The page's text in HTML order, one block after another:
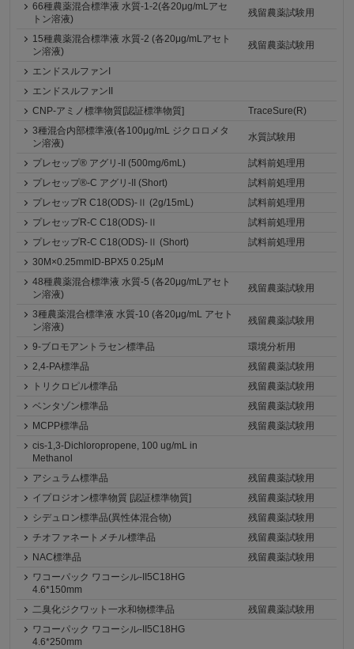
66種農薬混合標準液 水質-1-2(各20μg/mLアセ
トン溶液)
残留農薬試験用
15種農薬混合標準液 水質-2 (各20μg/mLアセト
ン溶液)
残留農薬試験用
エンドスルファンI
エンドスルファンII
CNP-アミノ標準物質[認証標準物質]
TraceSure(R)
3種混合内部標準液(各100μg/mL ジクロロメタ
ン溶液)
水質試験用
プレセップ® アグリ-II (500mg/6mL)
試料前処理用
プレセップ®-C アグリ-II (Short)
試料前処理用
プレセップR C18(ODS)-Ⅱ (2g/15mL)
試料前処理用
プレセップR-C C18(ODS)-Ⅱ
試料前処理用
プレセップR-C C18(ODS)-Ⅱ (Short)
試料前処理用
30M×0.25mmID-BPX5 0.25μM
48種農薬混合標準液 水質-5 (各20μg/mLアセト
ン溶液)
残留農薬試験用
3種農薬混合標準液 水質-10 (各20μg/mL アセト
ン溶液)
残留農薬試験用
9-ブロモアントラセン標準品
環境分析用
2,4-PA標準品
残留農薬試験用
トリクロピル標準品
残留農薬試験用
ベンタゾン標準品
残留農薬試験用
MCPP標準品
残留農薬試験用
cis-1,3-Dichloropropene, 100 ug/mL in
Methanol
アシュラム標準品
残留農薬試験用
イプロジオン標準物質 [認証標準物質]
残留農薬試験用
シデュロン標準品(異性体混合物)
残留農薬試験用
チオファネートメチル標準品
残留農薬試験用
NAC標準品
残留農薬試験用
ワコーパック ワコーシル-II5C18HG
4.6*150mm
二臭化ジクワット一水和物標準品
残留農薬試験用
ワコーパック ワコーシル-II5C18HG
4.6*250mm